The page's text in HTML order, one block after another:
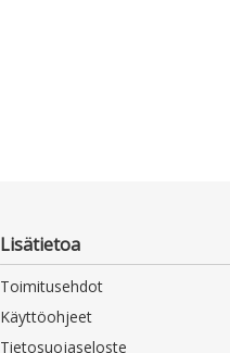
Lisätietoa
Toimitusehdot
Käyttöohjeet
Tietosuojaseloste